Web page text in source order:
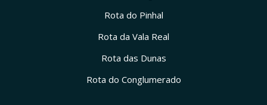
Rota do Pinhal
Rota da Vala Real
Rota das Dunas
Rota do Conglumerado